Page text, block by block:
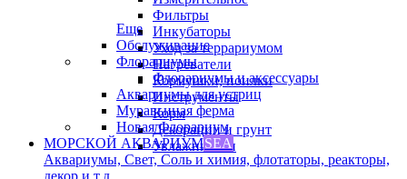
Фильтры
Инкубаторы
Уход за террариумом
Нагреватели
Кормушки, поилки
Инструменты
Корм
Декорации и грунт
Увлажнители
Еще
Обслуживание
Флорариумы
Флорариумы и аксессуары
Аквариумы для устриц
Муравьиная ферма
Новая Флорариум
МОРСКОЙ АКВАРИУМSEA
Аквариумы, Свет, Соль и химия, флотаторы, реакторы,
декор и т.д.